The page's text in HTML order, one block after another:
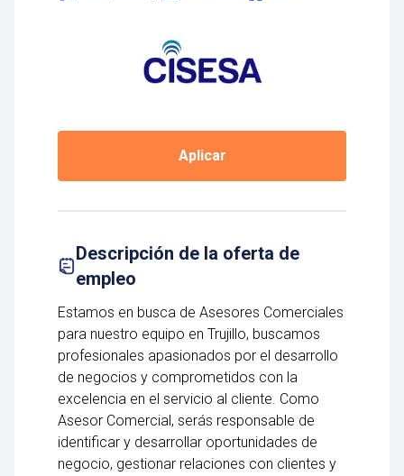
Aplicar
Descripción de la oferta de
empleo
Estamos en busca de Asesores Comerciales
para nuestro equipo en Trujillo, buscamos
profesionales apasionados por el desarrollo
de negocios y comprometidos con la
excelencia en el servicio al cliente. Como
Asesor Comercial, serás responsable de
identificar y desarrollar oportunidades de
negocio, gestionar relaciones con clientes y